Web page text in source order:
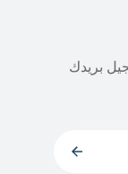
بريدك